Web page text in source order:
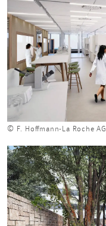
© F. Hoffmann-La Roche AG